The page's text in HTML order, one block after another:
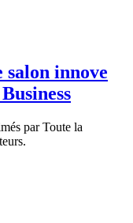
innove
par Toute la